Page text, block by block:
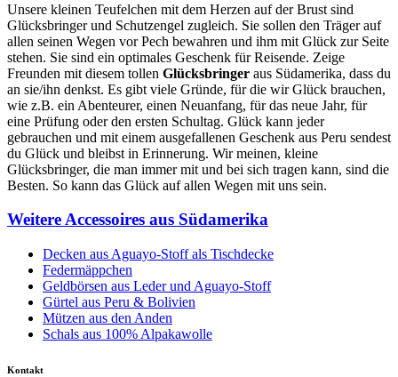
Unsere kleinen Teufelchen mit dem Herzen auf der Brust sind
Glücksbringer und Schutzengel zugleich. Sie sollen den Träger auf
allen seinen Wegen vor Pech bewahren und ihm mit Glück zur Seite
stehen. Sie sind ein optimales Geschenk für Reisende. Zeige
Freunden mit diesem tollen Glücksbringer aus Südamerika, dass du
an sie/ihn denkst. Es gibt viele Gründe, für die wir Glück brauchen,
wie z.B. ein Abenteurer, einen Neuanfang, für das neue Jahr, für
eine Prüfung oder den ersten Schultag. Glück kann jeder
gebrauchen und mit einem ausgefallenen Geschenk aus Peru sendest
du Glück und bleibst in Erinnerung. Wir meinen, kleine
Glücksbringer, die man immer mit und bei sich tragen kann, sind die
Besten. So kann das Glück auf allen Wegen mit uns sein.
Weitere Accessoires aus Südamerika
Decken aus Aguayo-Stoff als Tischdecke
Federmäppchen
Geldbörsen aus Leder und Aguayo-Stoff
Gürtel aus Peru & Bolivien
Mützen aus den Anden
Schals aus 100% Alpakawolle
Kontakt